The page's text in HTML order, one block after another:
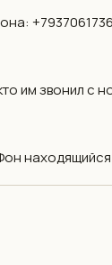
им звонил с